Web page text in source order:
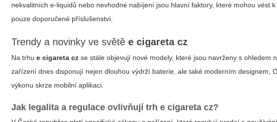
nekvalitních e-liquidů nebo nevhodné nabíjení jsou hlavní faktory, které mohou vést k
pouze doporučené příslušenství.
Trendy a novinky ve světěe cigareta cz
Na trhue cigareta cz se stále objevují nové modely, které jsou navrženy s ohledem
zařízení dnes disponují nejen dlouhou výdrží baterie, ale také moderním designem,
výkonu skrze mobilní aplikaci.
Jak legalita a regulace ovlivňují trhe cigareta cz?